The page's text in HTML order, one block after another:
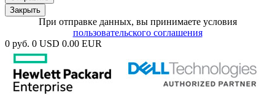
Закрыть
При отправке данных, вы принимаете условия
пользовательского соглашения
0 руб. 0 USD 0.00 EUR